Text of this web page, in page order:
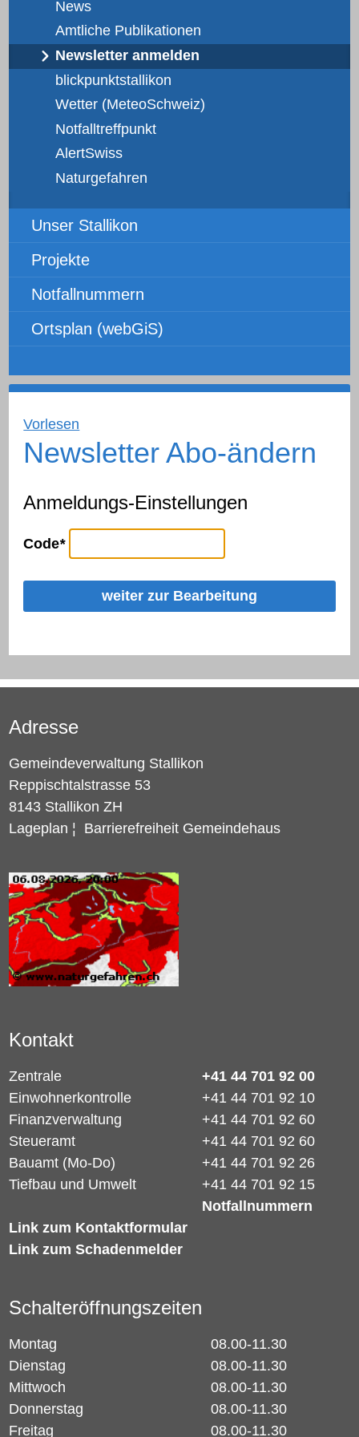
News
Amtliche Publikationen
Newsletter anmelden
blickpunktstallikon
Wetter (MeteoSchweiz)
Notfalltreffpunkt
AlertSwiss
Naturgefahren
Unser Stallikon
Projekte
Notfallnummern
Ortsplan (webGiS)
Vorlesen
Newsletter Abo-ändern
Anmeldungs-Einstellungen
Code*
weiter zur Bearbeitung
Adresse
Gemeindeverwaltung Stallikon
Reppischtalstrasse 53
8143 Stallikon ZH
Lageplan ¦ Barrierefreiheit Gemeindehaus
Kontakt
Zentrale
+41 44 701 92 00
Einwohnerkontrolle
+41 44 701 92 10
Finanzverwaltung
+41 44 701 92 60
Steueramt
+41 44 701 92 60
Bauamt (Mo-Do)
+41 44 701 92 26
Tiefbau und Umwelt
Link zum Kontaktformular
Link zum Schadenmelder
+41 44 701 92 15
Notfallnummern
Schalteröffnungszeiten
Montag
08.00-11.30
Dienstag
08.00-11.30
Mittwoch
08.00-11.30
Donnerstag
08.00-11.30
Freitag
08.00-11.30